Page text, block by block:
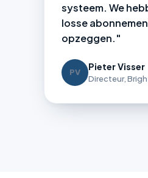
systeem. We
losse
opzeggen."
PV
Pieter Visser
Directeur,